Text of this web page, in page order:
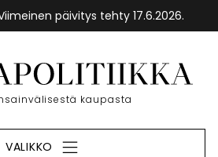
päivitys tehty 17.6.2026.
Etusivu
kaupasta
VALIKKO